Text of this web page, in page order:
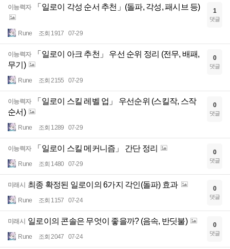
이능력자 「일로이 각성 순서 추천」(돌파, 각성, 패시브 등)
Rune 조회 1917 07-29
1
댓글
이능력자
「일로이 아크 추천」 우선 순위 정리 (전무, 배패,
무기)
Rune 조회 2155 07-29
0
댓글
이능력자
「일로이 스킬 레벨 업」 우선순위 (스킬작, 스작
순서)
Rune 조회 1289 07-29
0
댓글
이능력자 「일로이 스킬 메커니즘」 간단 정리
Rune 조회 1480 07-29
0
댓글
미래시 최종 확정된 일로이의 6가지 각인(돌파) 효과
Rune 조회 1157 07-24
0
댓글
미래시 일로이의 콘솔은 무엇이 좋을까? (음속, 반딧불)
Rune 조회 2047 07-24
0
댓글